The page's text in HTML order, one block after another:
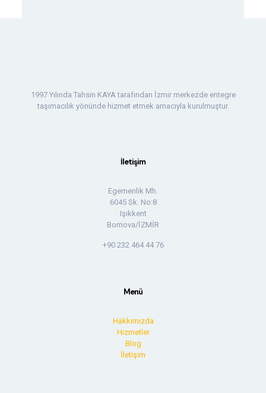
1997 Yılında Tahsin KAYA tarafından İzmir merkezde entegre
taşımacılık yönünde hizmet etmek amacıyla kurulmuştur.
İletişim
Egemenlik Mh.
6045 Sk. No:8
Işıkkent
Bornova/İZMİR
+90 232 464 44 76
Menü
Hakkımızda
Hizmetler
Blog
İletişim